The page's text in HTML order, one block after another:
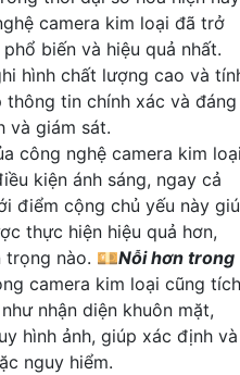
camera kim loại đã trở
biến và hiệu quả nhất.
hình chất lượng cao và
tin chính xác và đáng
và giám sát.
công nghệ camera kim
kiện ánh sáng, ngay cả
điểm cộng chủ yếu này
thực hiện hiệu quả hơn,
trọng nào. 💴Nỗi hơn trong
camera kim loại cũng tích
nhận diện khuôn mặt,
hình ảnh, giúp xác định và
nguy hiểm.